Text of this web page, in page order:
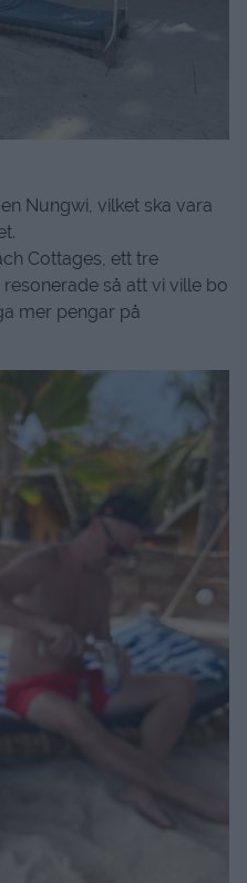
Nungwi, vilket ska vara
Cottages, ett tre
resonerade så att vi ville bo
mer pengar på